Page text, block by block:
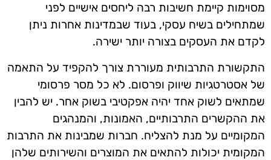
מסוימות קיימת חשיבות רבה ליחסים אישיים לפני
שמתחילים בשיח עסקי, בעוד שבמדינות אחרות ניתן
לקדם את העסקים בצורה יותר ישירה.
התקשורת התרבותית מעוררת צורך להקפיד על התאמה
של אסטרטגיות שיווק ופרסום. לא כל מסר פרסומי
שמתאים לשוק אחד יהיה אפקטיבי בשוק אחר. יש להבין
את ההקשרים התרבותיים, האמונות, והמנהגים
המקומיים על מנת להצליח. חברות שמבינות את התרבות
המקומית יכולות להתאים את המוצרים והשירותים שלהן